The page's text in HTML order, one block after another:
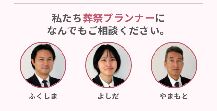
私たち葬祭プランナーに
なんでもご相談ください。
ふくしま よしだ やまもと